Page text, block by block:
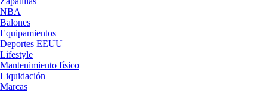
NBA
Balones
Equipamientos
Deportes EEUU
Lifestyle
Mantenimiento físico
Liquidación
Marcas